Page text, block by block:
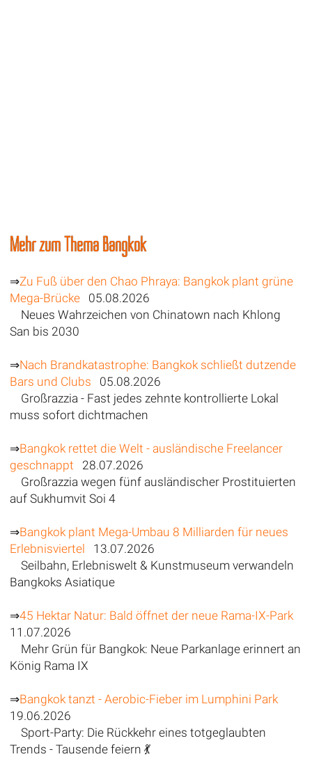
Mehr zum Thema Bangkok
⇒Zu Fuß über den Chao Phraya: Bangkok plant grüne
Mega-Brücke05.08.2026
Neues Wahrzeichen von Chinatown nach Khlong
San bis 2030
⇒Nach Brandkatastrophe: Bangkok schließt dutzende
Bars und Clubs 05.08.2026
Großrazzia - Fast jedes zehnte kontrollierte Lokal
muss sofort dichtmachen
⇒Bangkok rettet die Welt - ausländische Freelancer
geschnappt 28.07.2026
Großrazzia wegen fünf ausländischer Prostituierten
auf Sukhumvit Soi 4
⇒Bangkok plant Mega-Umbau 8 Milliarden für neues
Erlebnisviertel
13.07.2026
Seilbahn, Erlebniswelt & Kunstmuseum verwandeln
Bangkoks Asiatique
⇒45 Hektar Natur: Bald öffnet der neue Rama-IX-Park
11.07.2026
Mehr Grün für Bangkok: Neue Parkanlage erinnert an
König Rama IX
⇒Bangkok tanzt - Aerobic-Fieber im Lumphini Park
19.06.2026
Sport-Party: Die Rückkehr eines totgeglaubten
Trends - Tausende feiern 💃